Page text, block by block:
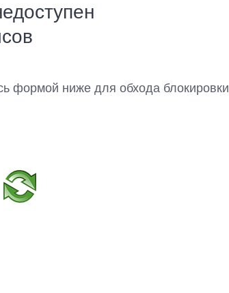
формой ниже для обхода блокировки